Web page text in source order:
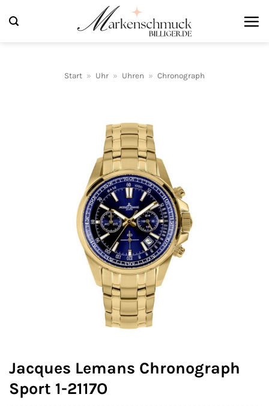
Inhalt
Start » Uhr » Uhren » Chronograph
Jacques Lemans Chronograph
Sport 1-2117O